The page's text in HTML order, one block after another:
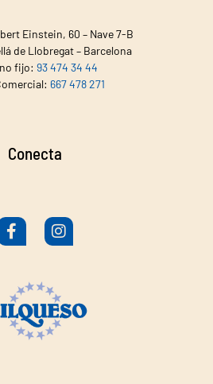
Einstein, 60 – Nave 7-B
de Llobregat – Barcelona
fijo: 93 474 34 44
667 478 271
Conecta